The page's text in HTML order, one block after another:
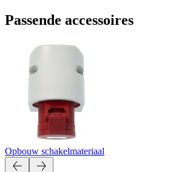
Passende accessoires
Opbouw schakelmateriaal